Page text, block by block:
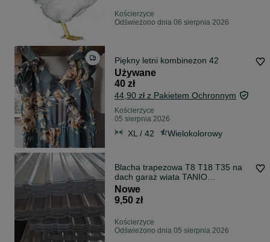
Kościerzyce
Odświeżono dnia 06 sierpnia 2026
Piękny letni kombinezon 42
Używane
40 zł
44,90 zł z Pakietem Ochronnym
Kościerzyce
05 sierpnia 2026
XL / 42 Wielokolorowy
Blacha trapezowa T8 T18 T35 na
dach garaż wiata TANIO
PRODUCENT
Nowe
9,50 zł
Kościerzyce
Odświeżono dnia 05 sierpnia 2026